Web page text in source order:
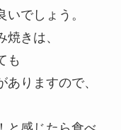
でしょう。
きは、
も
ありますので、